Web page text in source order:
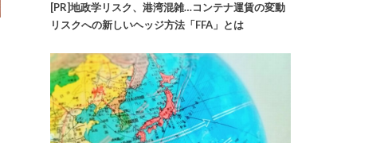
[PR]地政学リスク、港湾混雑…コンテナ運賃の変動
リスクへの新しいヘッジ方法「FFA」とは